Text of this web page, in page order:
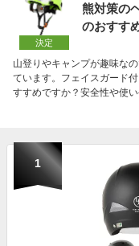
決定
熊対策の
のおすす
山登りやキャンプが趣味な
ています。フェイスガード
すすめですか？安全性や使
1